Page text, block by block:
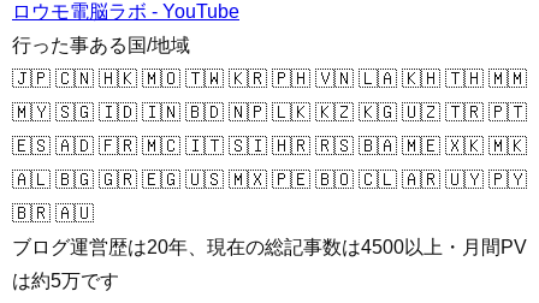
ロウモ電脳ラボ - YouTube
行った事ある国/地域
🇯🇵 🇨🇳 🇭🇰 🇲🇴 🇹🇼 🇰🇷 🇵🇭 🇻🇳 🇱🇦 🇰🇭 🇹🇭 🇲🇲
🇲🇾 🇸🇬 🇮🇩 🇮🇳 🇧🇩 🇳🇵 🇱🇰 🇰🇿 🇰🇬 🇺🇿 🇹🇷 🇵🇹
🇪🇸 🇦🇩 🇫🇷 🇲🇨 🇮🇹 🇸🇮 🇭🇷 🇷🇸 🇧🇦 🇲🇪 🇽🇰 🇲🇰
🇦🇱 🇧🇬 🇬🇷 🇪🇬 🇺🇸 🇲🇽 🇵🇪 🇧🇴 🇨🇱 🇦🇷 🇺🇾 🇵🇾
🇧🇷 🇦🇺
ブログ運営歴は20年、現在の総記事数は4500以上・月間PV
は約5万です